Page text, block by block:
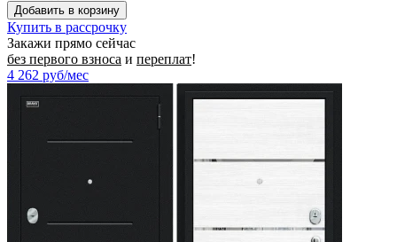
Купить в рассрочку
Закажи прямо сейчас
без первого взноса и переплат!
4 262 руб/мес